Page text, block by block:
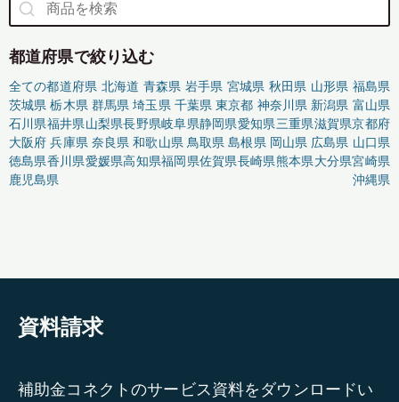
都道府県で絞り込む
全ての都道府県 北海道 青森県 岩手県 宮城県 秋田県 山形県 福島県
茨城県 栃木県 群馬県 埼玉県 千葉県 東京都 神奈川県 新潟県 富山県
石川県福井県山梨県長野県岐阜県静岡県愛知県三重県滋賀県京都府
大阪府 兵庫県 奈良県 和歌山県 鳥取県 島根県 岡山県 広島県 山口県
徳島県香川県愛媛県高知県福岡県佐賀県長崎県熊本県大分県宮崎県
鹿児島県
沖縄県
資料請求
補助金コネクトのサービス資料をダウンロードい